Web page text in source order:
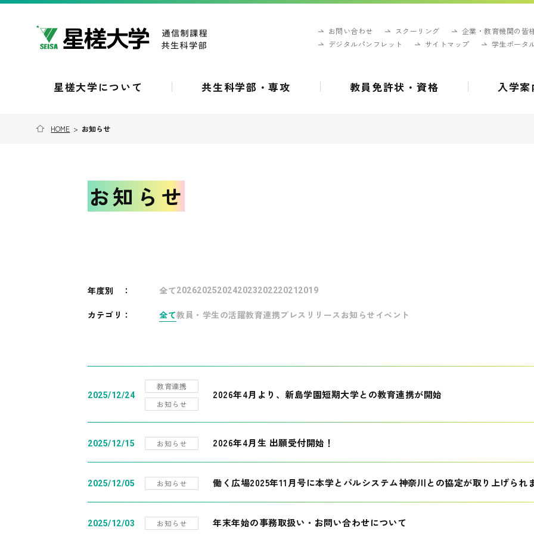
お問い合わせ スクーリング
企業・教育機関の皆
デジタルパンフレット
サイトマップ 学生ポータ
星槎大学について 共生科学部・専攻 教員免許状・資格 入学案
HOME > お知らせ
お知らせ
年度別 ： 全て202620252024202320222021 2019
カテゴリ： 全て教員・学生の活躍教育連携プレスリリース お知らせ イベント
2025/12/24
教育連携
お知らせ
2026年4月より、新島学園短期大学との教育連携が開始
2025/12/15 お知らせ 2026年4月生 出願受付開始！
2025/12/05 お知らせ 働く広場2025年11月号に本学とパルシステム神奈川との協定が取り上げられ
2025/12/03 お知らせ 年末年始の事務取扱い・お問い合わせについて